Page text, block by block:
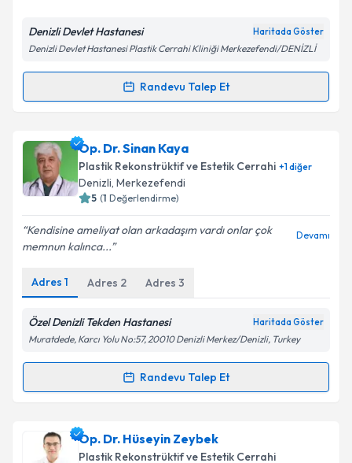
Kişisel verilerimin işlenmesine ilişkinAydınlatma
kapsamda işlenmesini kabul ediyorum.
Takvim Talebini Gönder
Denizli Devlet Hastanesi Haritada Göster
Denizli Devlet Hastanesi Plastik Cerrahi Kliniği Merkezefendi/DENİZLİ
Randevu Talep Et
Randevu Takvimi Talebi
Op. Dr. Güray Yılmaziçin randevu takvimi talebi
oluşturun. Size bu uzmandan randevu almanız için bir
takvim hazırlandığında e-posta ile bilgilendireceğiz.
Kişisel verilerimin işlenmesine ilişkin
Metni'ni okudum ve kişisel verilerimin belirtilen
kapsamda işlenmesini kabul ediyorum.
Takvim Talebini Gönder
Op. Dr. Sinan Kaya
Plastik Rekonstrüktif ve Estetik Cerrahi +1diğer
Denizli, Merkezefendi
5 (1 Değerlendirme)
Kendisine ameliyat olan arkadaşım vardı onlar çok
memnun kalınca...
Devamı
Adres 1 Adres 2 Adres 3
Özel Denizli Tekden Hastanesi Haritada Göster
Muratdede, Karcı Yolu No:57, 20010 Denizli Merkez/Denizli, Turkey
Randevu Talep Et
Randevu Takvimi Talebi
Op. Dr. Sinan Kayaiçin randevu takvimi talebi
oluşturun. Size bu uzmandan randevu almanız için bir
Op. Dr. Hüseyin Zeybek
Plastik Rekonstrüktif ve Estetik Cerrahi